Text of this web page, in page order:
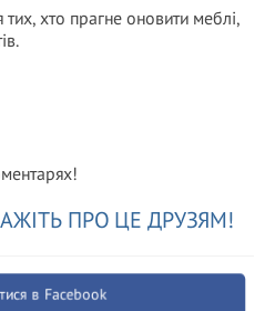
хто прагне оновити меблі,
ПРО ЦЕ ДРУЗЯМ!
в Facebook